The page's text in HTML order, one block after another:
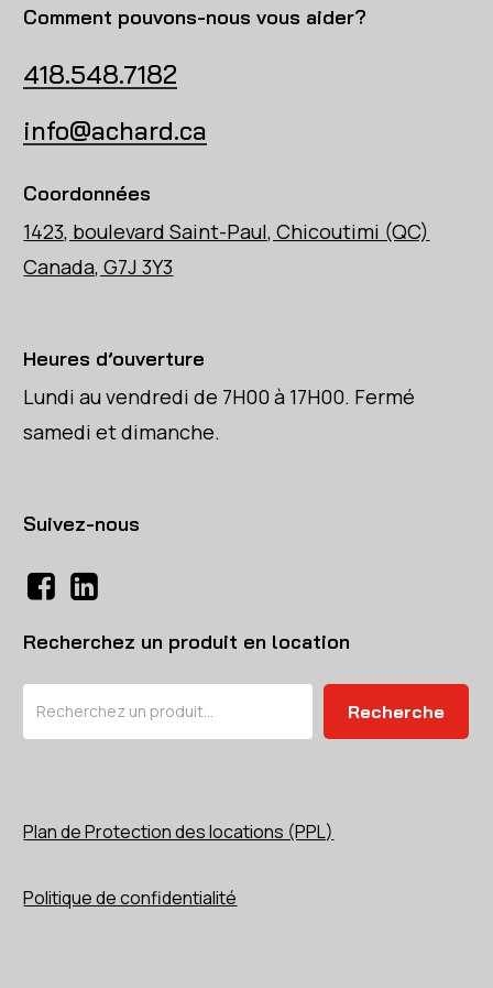
Comment pouvons-nous vous aider?
418.548.7182
info@achard.ca
Coordonnées
1423, boulevard Saint-Paul, Chicoutimi (QC)
Canada, G7J 3Y3
Heures d’ouverture
Lundi au vendredi de 7H00 à 17H00. Fermé
samedi et dimanche.
Suivez-nous
Recherchez un produit en location
Recherche
Plan de Protection des locations (PPL)
Politique de confidentialité